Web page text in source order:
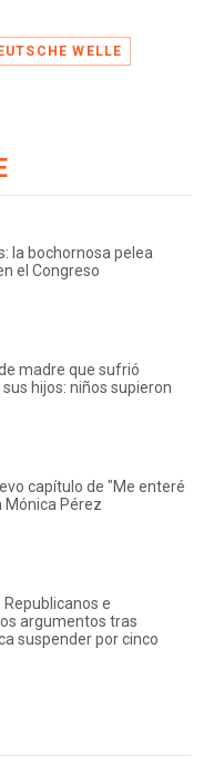
WELLE
la bochornosa pelea
el Congreso
madre que sufrió
hijos: niños supieron
capítulo de "Me enteré
Mónica Pérez
Republicanos e
argumentos tras
suspender por cinco